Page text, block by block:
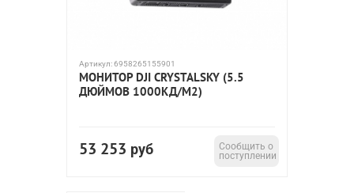
Артикул:6958265155901
МОНИТОР DJI CRYSTALSKY (5.5
ДЮЙМОВ 1000КД/М2)
53 253 руб
Сообщить о
поступлении